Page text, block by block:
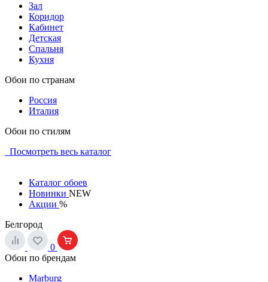
Зал
Коридор
Кабинет
Детская
Спальня
Кухня
Обои по странам
Россия
Италия
Обои по стилям
Посмотреть весь каталог
Каталог обоев
Новинки NEW
Акции %
Белгород
0
Обои по брендам
Marburg